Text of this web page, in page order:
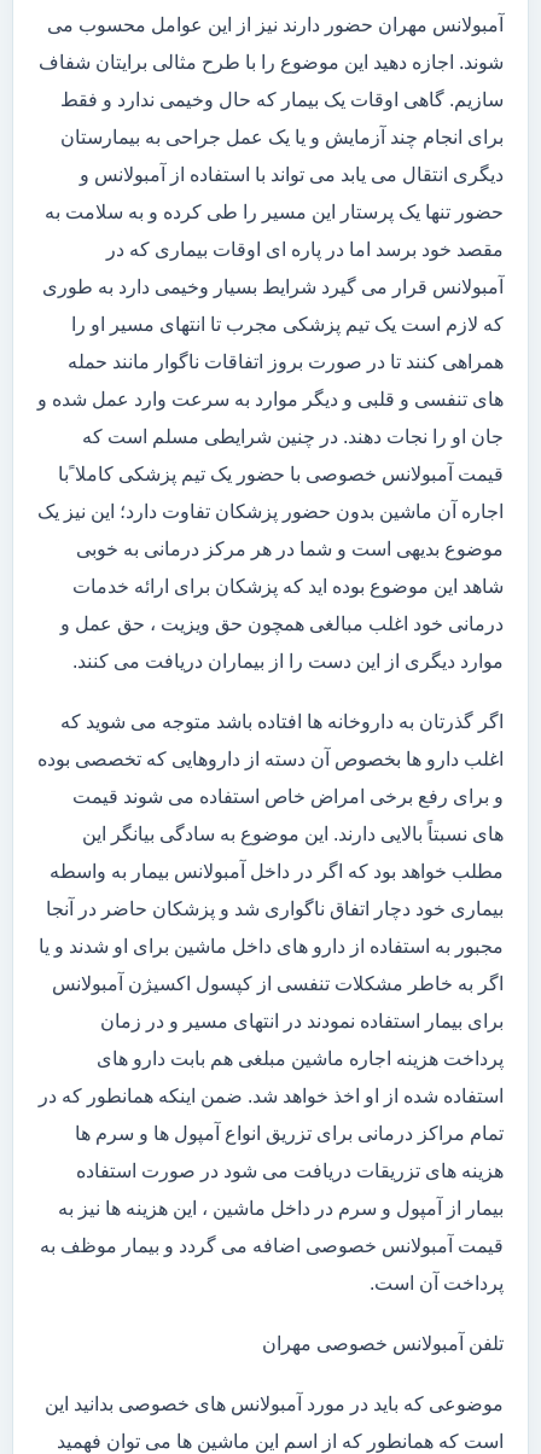
آمبولانس مهران حضور دارند نیز از این عوامل محسوب می
شوند. اجازه دهید این موضوع را با طرح مثالی برایتان شفاف
سازیم. گاهی اوقات یک بیمار که حال وخیمی ندارد و فقط
برای انجام چند آزمایش و یا یک عمل جراحی به بیمارستان
دیگری انتقال می یابد می تواند با استفاده از آمبولانس و
حضور تنها یک پرستار این مسیر را طی کرده و به سلامت به
مقصد خود برسد اما در پاره ای اوقات بیماری که در
آمبولانس قرار می گیرد شرایط بسیار وخیمی دارد به طوری
که لازم است یک تیم پزشکی مجرب تا انتهای مسیر او را
همراهی کنند تا در صورت بروز اتفاقات ناگوار مانند حمله
های تنفسی و قلبی و دیگر موارد به سرعت وارد عمل شده و
جان او را نجات دهند. در چنین شرایطی مسلم است که
قیمت آمبولانس خصوصی با حضور یک تیم پزشکی کاملا ًبا
اجاره آن ماشین بدون حضور پزشکان تفاوت دارد؛ این نیز یک
موضوع بدیهی است و شما در هر مرکز درمانی به خوبی
شاهد این موضوع بوده اید که پزشکان برای ارائه خدمات
درمانی خود اغلب مبالغی همچون حق ویزیت ، حق عمل و
موارد دیگری از این دست را از بیماران دریافت می کنند.
اگر گذرتان به داروخانه ها افتاده باشد متوجه می شوید که
اغلب دارو ها بخصوص آن دسته از داروهایی که تخصصی بوده
و برای رفع برخی امراض خاص استفاده می شوند قیمت
های نسبتاً بالایی دارند. این موضوع به سادگی بیانگر این
مطلب خواهد بود که اگر در داخل آمبولانس بیمار به واسطه
بیماری خود دچار اتفاق ناگواری شد و پزشکان حاضر در آنجا
مجبور به استفاده از دارو های داخل ماشین برای او شدند و یا
اگر به خاطر مشکلات تنفسی از کپسول اکسیژن آمبولانس
برای بیمار استفاده نمودند در انتهای مسیر و در زمان
پرداخت هزینه اجاره ماشین مبلغی هم بابت دارو های
استفاده شده از او اخذ خواهد شد. ضمن اینکه همانطور که در
تمام مراکز درمانی برای تزریق انواع آمپول ها و سرم ها
هزینه های تزریقات دریافت می شود در صورت استفاده
بیمار از آمپول و سرم در داخل ماشین ، این هزینه ها نیز به
قیمت آمبولانس خصوصی اضافه می گردد و بیمار موظف به
پرداخت آن است.
تلفن آمبولانس خصوصی مهران
موضوعی که باید در مورد آمبولانس های خصوصی بدانید این
است که همانطور که از اسم این ماشین ها می توان فهمید